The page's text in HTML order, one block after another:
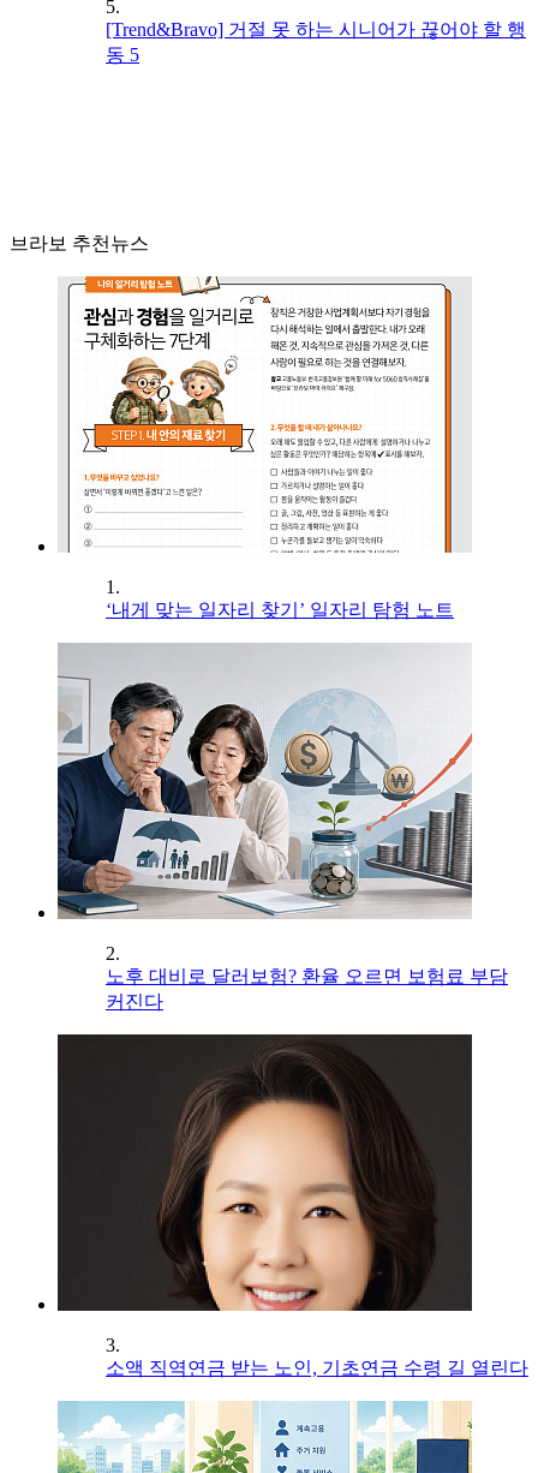
5.
[Trend&Bravo] 거절 못 하는 시니어가 끊어야 할 행
동 5
브라보 추천뉴스
1.
‘내게 맞는 일자리 찾기’ 일자리 탐험 노트
2.
노후 대비로 달러보험? 환율 오르면 보험료 부담
커진다
3.
소액 직역연금 받는 노인, 기초연금 수령 길 열린다